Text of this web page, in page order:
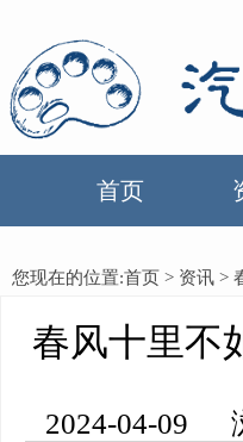
首页
您现在的位置:首页 > 资讯 >
春风十里不